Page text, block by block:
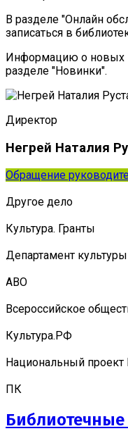
В разделе "Онлайн
записаться в
Информацию о новых
разделе "Новинки".
Директор
Негрей Наталия
Обращение
Другое дело
Культура. Гранты
Департамент
АВО
Всероссийское
Культура.РФ
Национальный проект
ПК